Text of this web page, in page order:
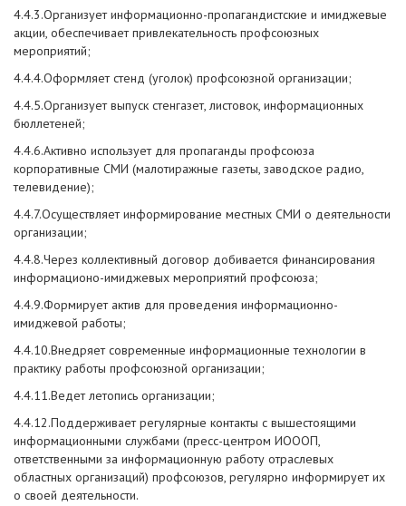
4.4.3.Организует информационно-пропагандистские и имиджевые
акции, обеспечивает привлекательность профсоюзных
мероприятий;
4.4.4.Оформляет стенд (уголок) профсоюзной организации;
4.4.5.Организует выпуск стенгазет, листовок, информационных
бюллетеней;
4.4.6.Активно использует для пропаганды профсоюза
корпоративные СМИ (малотиражные газеты, заводское радио,
телевидение);
4.4.7.Осуществляет информирование местных СМИ о деятельности
организации;
4.4.8.Через коллективный договор добивается финансирования
информационо-имиджевых мероприятий профсоюза;
4.4.9.Формирует актив для проведения информационно-
имиджевой работы;
4.4.10.Внедряет современные информационные технологии в
практику работы профсоюзной организации;
4.4.11.Ведет летопись организации;
4.4.12.Поддерживает регулярные контакты с вышестоящими
информационными службами (пресс-центром ИОООП,
ответственными за информационную работу отраслевых
областных организаций) профсоюзов, регулярно информирует их
о своей деятельности.